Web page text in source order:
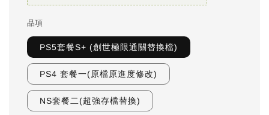
品項
PS5套餐S+ (創世極限通關替換檔)
PS4 套餐一(原檔原進度修改)
NS套餐二(超強存檔替換)